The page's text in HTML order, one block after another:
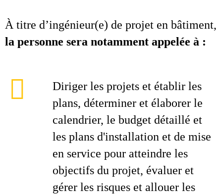
À titre d’ingénieur(e) de projet en bâtiment,
la personne sera notamment appelée à :
Diriger les projets et établir les
plans, déterminer et élaborer le
calendrier, le budget détaillé et
les plans d'installation et de mise
en service pour atteindre les
objectifs du projet, évaluer et
gérer les risques et allouer les